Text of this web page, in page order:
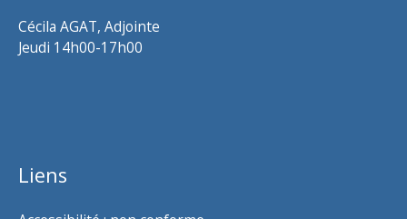
Cécila AGAT, Adjointe
Jeudi 14h00-17h00
Liens